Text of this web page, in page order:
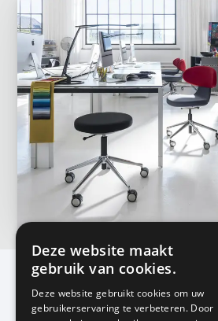
KMP Kantoormeubilair
Deze website maakt
gebruik van cookies.
Deze website gebruikt cookies om uw
gebruikerservaring te verbeteren. Door